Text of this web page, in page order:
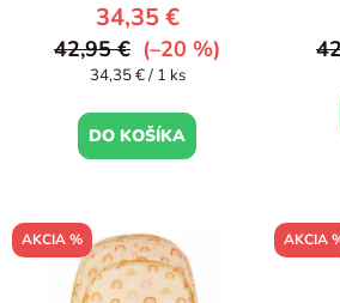
34,35 €
42,95 € (–20 %)
Jednotková
34,35 € / 1 ks
DO KOŠÍKA
AKCIA % AKCIA